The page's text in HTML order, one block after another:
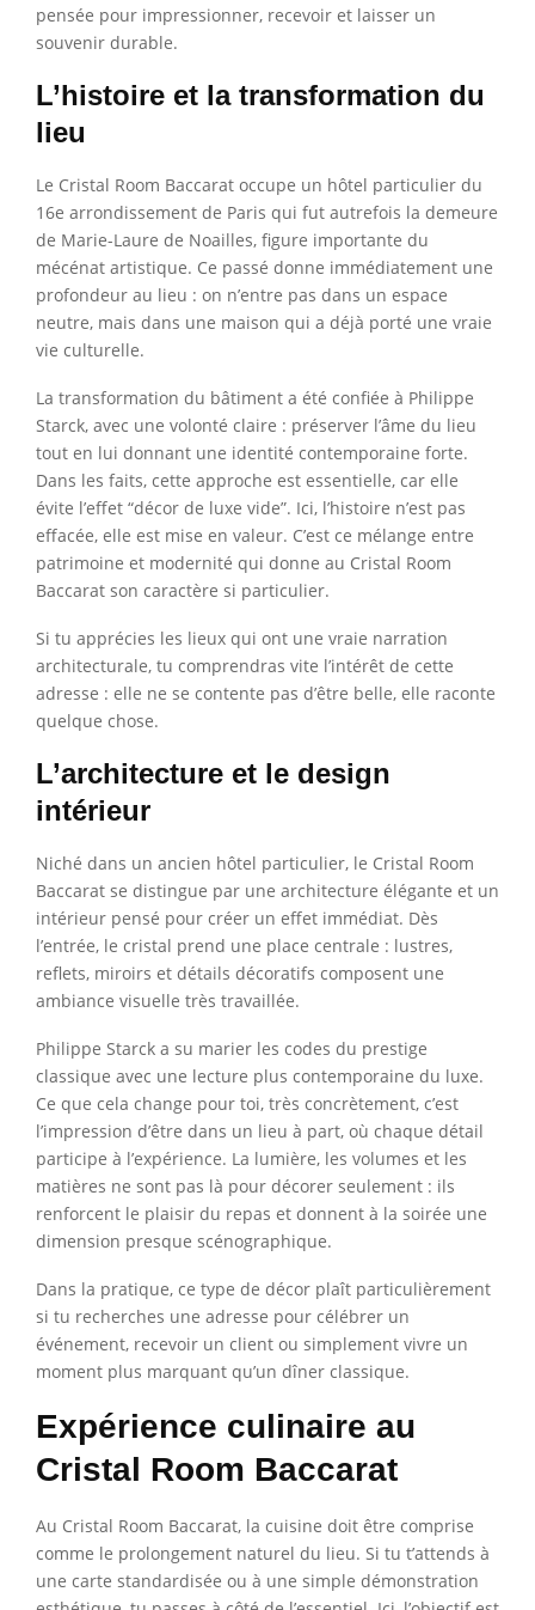
pensée pour impressionner, recevoir et laisser un
souvenir durable.
L’histoire et la transformation du
lieu
Le Cristal Room Baccarat occupe un hôtel particulier du
16e arrondissement de Paris qui fut autrefois la demeure
de Marie-Laure de Noailles, figure importante du
mécénat artistique. Ce passé donne immédiatement une
profondeur au lieu : on n’entre pas dans un espace
neutre, mais dans une maison qui a déjà porté une vraie
vie culturelle.
La transformation du bâtiment a été confiée à Philippe
Starck, avec une volonté claire : préserver l’âme du lieu
tout en lui donnant une identité contemporaine forte.
Dans les faits, cette approche est essentielle, car elle
évite l’effet “décor de luxe vide”. Ici, l’histoire n’est pas
effacée, elle est mise en valeur. C’est ce mélange entre
patrimoine et modernité qui donne au Cristal Room
Baccarat son caractère si particulier.
Si tu apprécies les lieux qui ont une vraie narration
architecturale, tu comprendras vite l’intérêt de cette
adresse : elle ne se contente pas d’être belle, elle raconte
quelque chose.
L’architecture et le design
intérieur
Niché dans un ancien hôtel particulier, le Cristal Room
Baccarat se distingue par une architecture élégante et un
intérieur pensé pour créer un effet immédiat. Dès
l’entrée, le cristal prend une place centrale : lustres,
reflets, miroirs et détails décoratifs composent une
ambiance visuelle très travaillée.
Philippe Starck a su marier les codes du prestige
classique avec une lecture plus contemporaine du luxe.
Ce que cela change pour toi, très concrètement, c’est
l’impression d’être dans un lieu à part, où chaque détail
participe à l’expérience. La lumière, les volumes et les
matières ne sont pas là pour décorer seulement : ils
renforcent le plaisir du repas et donnent à la soirée une
dimension presque scénographique.
Dans la pratique, ce type de décor plaît particulièrement
si tu recherches une adresse pour célébrer un
événement, recevoir un client ou simplement vivre un
moment plus marquant qu’un dîner classique.
Expérience culinaire au
Cristal Room Baccarat
Au Cristal Room Baccarat, la cuisine doit être comprise
comme le prolongement naturel du lieu. Si tu t’attends à
une carte standardisée ou à une simple démonstration